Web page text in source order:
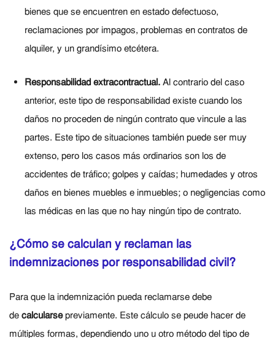
bienes que se encuentren en estado defectuoso,
reclamaciones por impagos, problemas en contratos de
alquiler, y un grandísimo etcétera.
Responsabilidad extracontractual.Al contrario del caso
anterior, este tipo de responsabilidad existe cuando los
daños no proceden de ningún contrato que vincule a las
partes. Este tipo de situaciones también puede ser muy
extenso, pero los casos más ordinarios son los de
accidentes de tráfico; golpes y caídas; humedades y otros
daños en bienes muebles e inmuebles; o negligencias como
las médicas en las que no hay ningún tipo de contrato.
¿Cómo se calculan y reclaman las
indemnizaciones por responsabilidad civil?
Para que la indemnización pueda reclamarse debe
de calcularsepreviamente. Este cálculo se peude hacer de
múltiples formas, dependiendo uno u otro método del tipo de